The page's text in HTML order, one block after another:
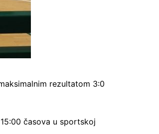
rezultatom 3:0
časova u sportskoj